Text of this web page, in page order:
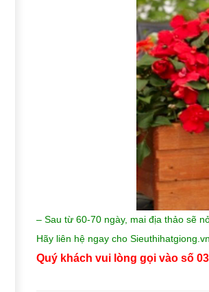
– Sau từ 60-70 ngày, mai địa thảo sẽ
Hãy liên hệ ngay cho Sieuthihatgiong.vn
Quý khách vui lòng gọi vào số